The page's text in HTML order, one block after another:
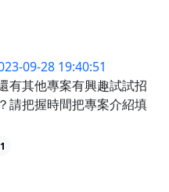
09-28 19:40:51
有其他專案有興趣試試招
請把握時間把專案介紹填
1